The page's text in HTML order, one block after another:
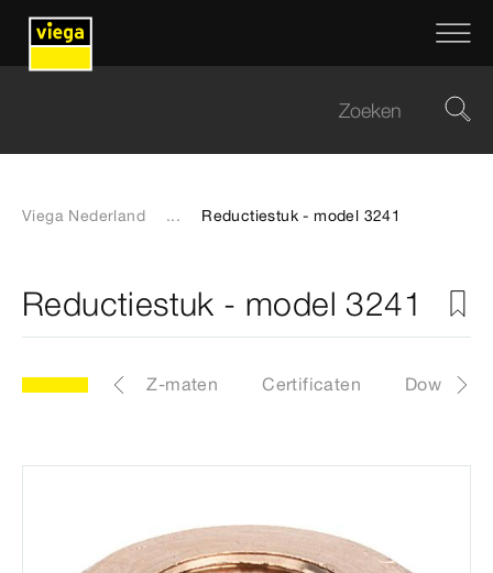
Viega Nederland ... Reductiestuk - model 3241
Reductiestuk - model 3241
bestanden Z-maten Certificaten